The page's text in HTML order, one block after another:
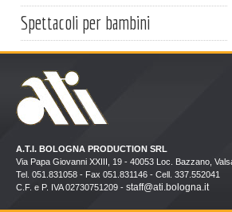
Spettacoli per bambini
A.T.I. BOLOGNA PRODUCTION SRL
Via Papa Giovanni XXIII, 19 - 40053 Loc. Bazzano,
Tel. 051.831058 - Fax 051.831146 - Cell. 337.552041
C.F. e P. IVA 02730751209 - staff@ati.bologna.it